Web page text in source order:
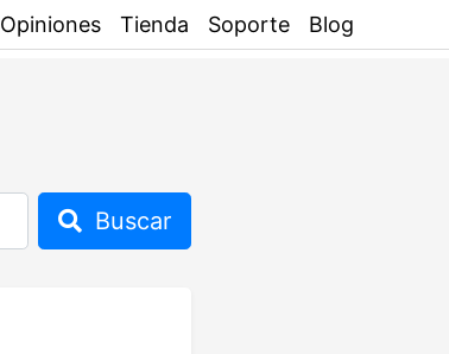
Opiniones Tienda Soporte Blog
Buscar